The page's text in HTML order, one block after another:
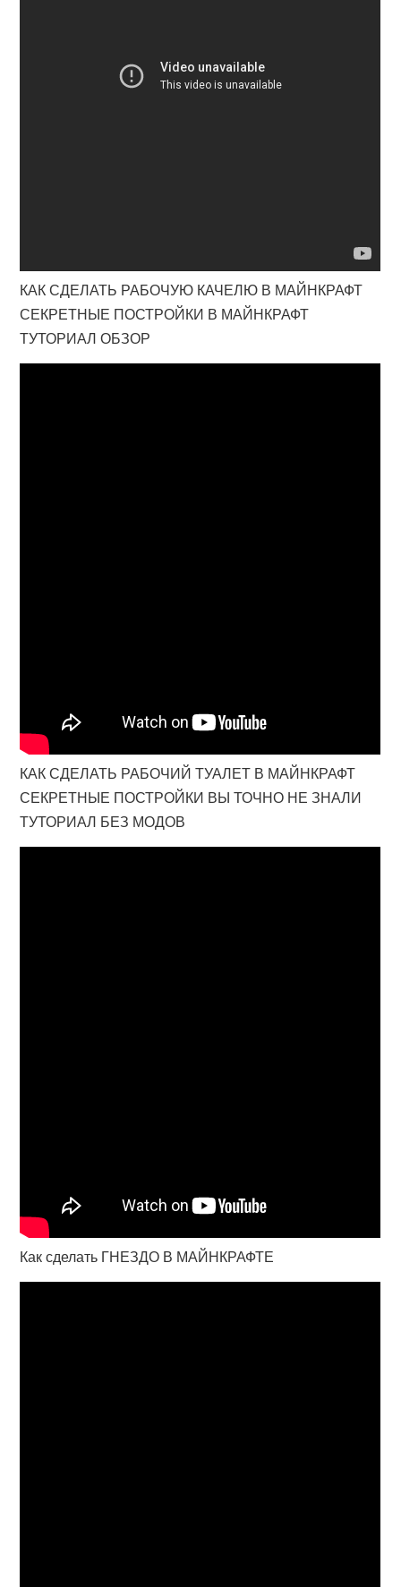
КАК СДЕЛАТЬ РАБОЧУЮ КАЧЕЛЮ В МАЙНКРАФТ
СЕКРЕТНЫЕ ПОСТРОЙКИ В МАЙНКРАФТ
ТУТОРИАЛ ОБЗОР
КАК СДЕЛАТЬ РАБОЧИЙ ТУАЛЕТ В МАЙНКРАФТ
СЕКРЕТНЫЕ ПОСТРОЙКИ ВЫ ТОЧНО НЕ ЗНАЛИ
ТУТОРИАЛ БЕЗ МОДОВ
Как сделать ГНЕЗДО В МАЙНКРАФТЕ